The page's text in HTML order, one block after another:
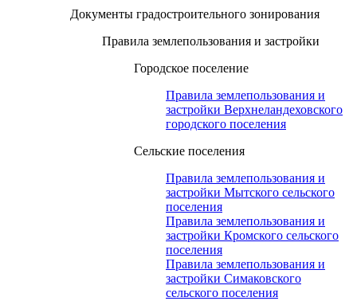
Документы градостроительного зонирования
Правила землепользования и застройки
Городское поселение
Правила землепользования и
застройки Верхнеландеховского
городского поселения
Сельские поселения
Правила землепользования и
застройки Мытского сельского
поселения
Правила землепользования и
застройки Кромского сельского
поселения
Правила землепользования и
застройки Симаковского
сельского поселения